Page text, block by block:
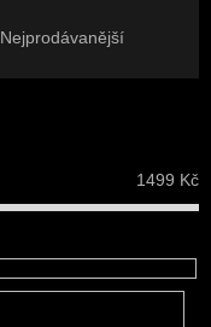
Nejprodávanější
1499 Kč